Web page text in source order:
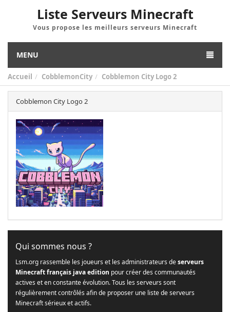
Liste Serveurs Minecraft
Vous propose les meilleurs serveurs Minecraft
MENU
Accueil CobblemonCity Cobblemon City Logo 2
Cobblemon City Logo 2
Qui sommes nous ?
Lsm.org rassemble les joueurs et les administrateurs deserveurs
Minecraft français java edition pour créer des communautés
actives et en constante évolution. Tous les serveurs sont
régulièrement contrôlés afin de proposer une liste de serveurs
Minecraft sérieux et actifs.